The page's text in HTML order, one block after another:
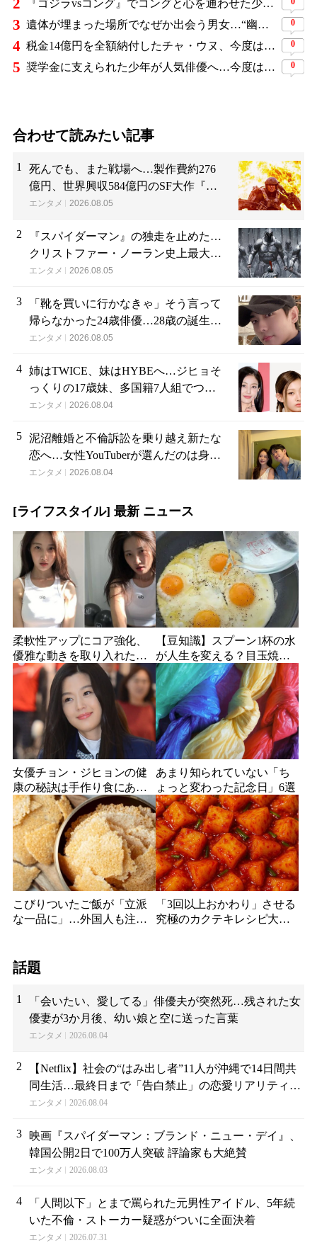
2 『ゴジラvsコング』でコングと心を通わせた少女役、わずか18歳で突然の死…父が事故を起こした19歳少年に伝えた言葉
3 遺体が埋まった場所でなぜか出会う男女…“幽霊の証言”で事件を解く『恋は命がけ』がNetflix世界2位 0
4 税金14億円を全額納付したチャ・ウヌ、今度は軍服姿で登場…鍛え上げた上半身に驚きの声 0
5 奨学金に支えられた少年が人気俳優へ…今度は子どもたちに総額5,000万円を寄付 0
合わせて読みたい記事
1
死んでも、また戦場へ…製作費約276
億円、世界興収584億円のSF大作『オ
ール・ユー・ニード・イズ・キル』が
エンタメ 2026.08.05
2
『スパイダーマン』の独走を止めた…
クリストファー・ノーラン史上最大、
390億円の超大作がついに韓国上陸
エンタメ 2026.08.05
3
「靴を買いに行かなきゃ」そう言って
帰らなかった24歳俳優…28歳の誕生
日、母が玄関に置いた“届かない贈り
エンタメ 2026.08.05
4 姉はTWICE、妹はHYBEへ…ジヒョそ
っくりの17歳妹、多国籍7人組でつい
にデビュー
エンタメ 2026.08.04
5 泥沼離婚と不倫訴訟を乗り越え新たな
恋へ…女性YouTuberが選んだのは身長
189cmの医者
エンタメ 2026.08.04
[ライフスタイル] 最新 ニュース
柔軟性アップにコア強化、
優雅な動きを取り入れた運
動で美しい姿勢と引き締ま
った体を手に入れる方法
【豆知識】スプーン1杯の水
が人生を変える？目玉焼き
で始める超簡単ヘルシー生
活術
女優チョン・ジヒョンの健
康の秘訣は手作り食にあ
り！昆布の塩漬けと純豆腐
で体の内側から美しく
あまり知られていない「ち
ょっと変わった記念日」6選
こびりついたご飯が「立派
な一品に」…外国人も注目
「3回以上おかわり」させる
究極のカクテキレシピ大公
話題
1
「会いたい、愛してる」俳優夫が突然死…残された女
優妻が3か月後、幼い娘と空に送った言葉
エンタメ 2026.08.04
2
【Netflix】社会の“はみ出し者”11人が沖縄で14日間共
同生活…最終日まで「告白禁止」の恋愛リアリティー
が帰ってくる
エンタメ 2026.08.04
3
映画『スパイダーマン：ブランド・ニュー・デイ』、
韓国公開2日で100万人突破 評論家も大絶賛
エンタメ 2026.08.03
4
「人間以下」とまで罵られた元男性アイドル、5年続
いた不倫・ストーカー疑惑がついに全面決着
エンタメ 2026.07.31